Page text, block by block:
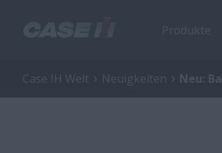
Case IH Welt Neuigkeiten Neu: